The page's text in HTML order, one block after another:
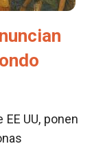
UU, ponen